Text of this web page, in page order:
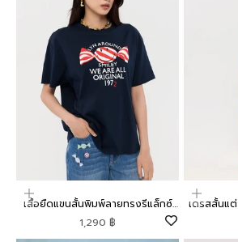
เลือกตัวเลือก
เสื้อยืดแขนสั้นพิมพ์ลายทรงรีแล็กซ์
คอลเลกชัน Lyn around x SMILEY
ราคาโปรโมชัน
1,290 ฿
เลือกตัวเ
เดรสสั้นแ